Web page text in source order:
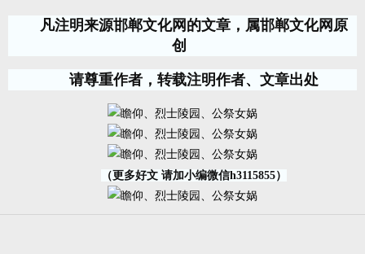
凡注明来源邯郸文化网的文章，属邯郸文化网原
创
请尊重作者，转载注明作者、文章出处
（更多好文 请加小编微信h3115855）